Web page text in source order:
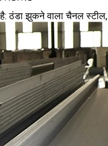
ठंडा झुकने वाला चैनल स्टील,